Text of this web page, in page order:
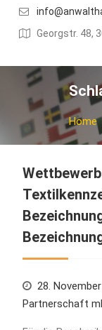
Georgstr. 48,
Home
28.
Partnerschaft